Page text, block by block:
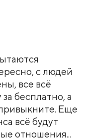
с людей
все всё
бесплатно, а
Еще
всё будут
отношения...